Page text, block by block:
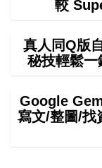
較
真人同Q版
秘技輕鬆
Google
寫文/整圖/找